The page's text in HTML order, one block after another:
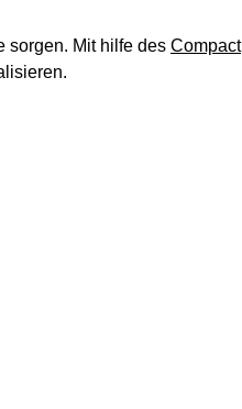
sorgen. Mit hilfe des Compact